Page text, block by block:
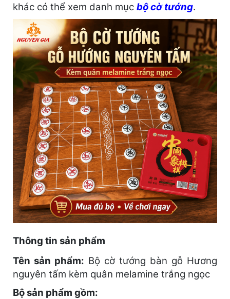
khác có thể xem danh mục bộ cờ tướng.
Thông tin sản phẩm
Tên sản phẩm: Bộ cờ tướng bàn gỗ Hương
nguyên tấm kèm quân melamine trắng ngọc
Bộ sản phẩm gồm: